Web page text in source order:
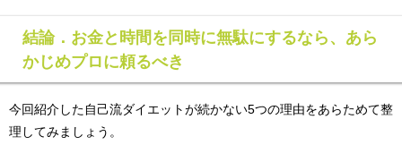
結論．お金と時間を同時に無駄にするなら、あら
かじめプロに頼るべき
今回紹介した自己流ダイエットが続かない5つの理由をあらためて整
理してみましょう。